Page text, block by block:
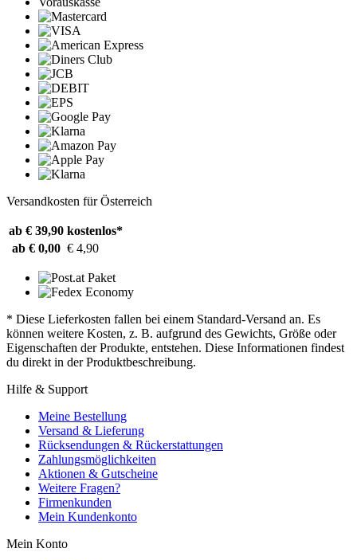
Versandkosten für Österreich
ab € 39,90 kostenlos*
ab € 0,00 € 4,90
* Diese Lieferkosten fallen bei einem Standard-Versand an. Es
können weitere Kosten, z. B. aufgrund des Gewichts, Größe oder
Eigenschaften der Produkte, entstehen. Diese Informationen findest
du direkt in der Produktbeschreibung.
Hilfe & Support
Meine Bestellung
Versand & Lieferung
Rücksendungen & Rückerstattungen
Zahlungsmöglichkeiten
Aktionen & Gutscheine
Weitere Fragen?
Firmenkunden
Mein Kundenkonto
Mein Konto